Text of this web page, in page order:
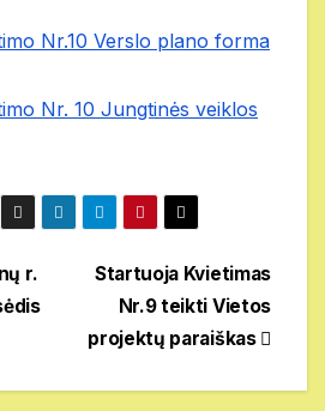
Nr.10 Verslo plano forma
Nr. 10 Jungtinės veiklos
Startuoja Kvietimas
Nr.9 teikti Vietos
projektų paraiškas
r.